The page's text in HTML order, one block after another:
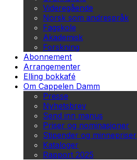
Videregående
Norsk som andrespråk
Fagskole
Akademisk
Forskning
Abonnement
Arrangementer
Elling bokkafé
Om Cappelen Damm
Presse
Nyhetsbrev
Send inn manus
Priser og nominasjoner
Stipender og minnepriser
Kataloger
Rapport 2025